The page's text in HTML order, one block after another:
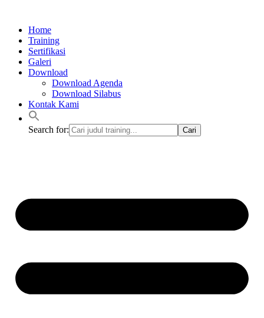
kontenHome
Training
Sertifikasi
Galeri
Download
Download Agenda
Download Silabus
Kontak Kami
Search for: